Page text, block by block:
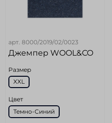
арт. 8000/2019/02/0023
Джемпер WOOL&CO
Размер
XXL
Цвет
Темно-Синий